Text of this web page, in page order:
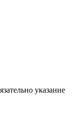
указание